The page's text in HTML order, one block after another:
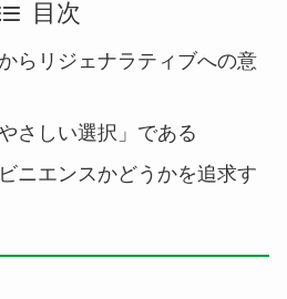
目次
らリジェナラティブへの意
さしい選択」である
ニエンスかどうかを追求す